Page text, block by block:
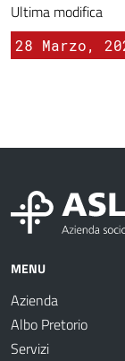
Ultima modifica
28 Marzo,
MENU
Azienda
Albo Pretorio
Servizi